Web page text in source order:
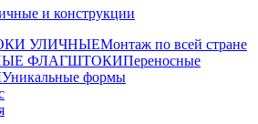
и конструкции
УЛИЧНЫЕМонтаж по всей стране
ФЛАГШТОКИПереносные
Уникальные формы